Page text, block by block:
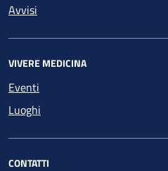
Avvisi
VIVERE MEDICINA
Eventi
Luoghi
CONTATTI